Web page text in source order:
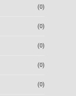
(0)
(0)
(0)
(0)
(0)